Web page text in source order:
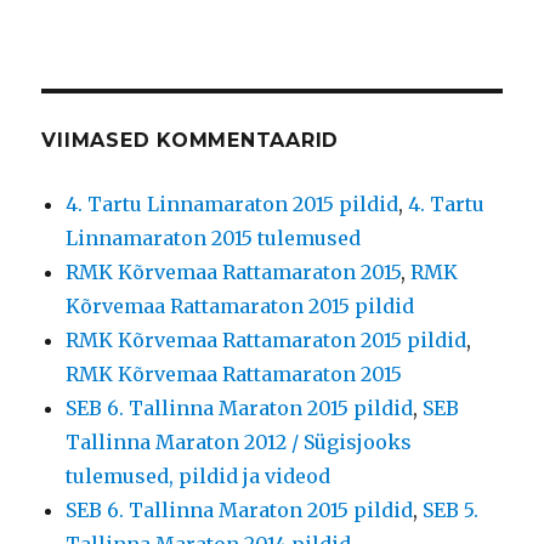
VIIMASED KOMMENTAARID
4. Tartu Linnamaraton 2015 pildid,4. Tartu
Linnamaraton 2015 tulemused
RMK Kõrvemaa Rattamaraton 2015,RMK
Kõrvemaa Rattamaraton 2015 pildid
RMK Kõrvemaa Rattamaraton 2015 pildid,
RMK Kõrvemaa Rattamaraton 2015
SEB 6. Tallinna Maraton 2015 pildid, SEB
Tallinna Maraton 2012 / Sügisjooks
tulemused, pildid ja videod
SEB 6. Tallinna Maraton 2015 pildid, SEB 5.